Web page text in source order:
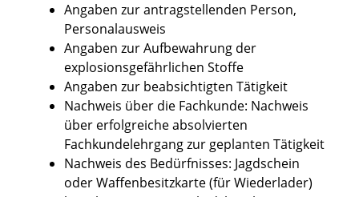
Angaben zur antragstellenden Person,
Personalausweis
Angaben zur Aufbewahrung der
explosionsgefährlichen Stoffe
Angaben zur beabsichtigten Tätigkeit
Nachweis über die Fachkunde: Nachweis
über erfolgreiche absolvierten
Fachkundelehrgang zur geplanten Tätigkeit
Nachweis des Bedürfnisses: Jagdschein
oder Waffenbesitzkarte (für Wiederlader)